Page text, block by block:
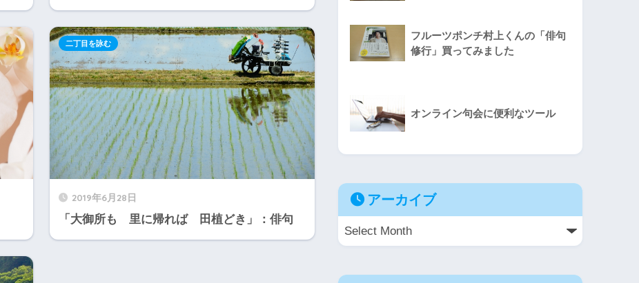
2019年6月28日
「大御所も 里に帰れば 田植どき」：俳句
二丁目を詠む
フルーツポンチ村上くんの「俳句
修行」買ってみました
オンライン句会に便利なツール
アーカイブ